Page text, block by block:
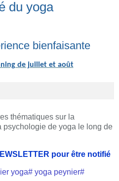
thématiques sur la
psychologie de yoga le long de
pour être notifié
du yoga
bienfaisante
de juillet et août